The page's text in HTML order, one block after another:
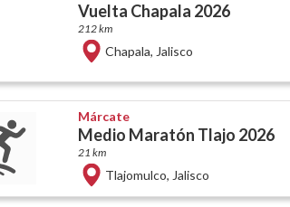
Vuelta Chapala 2026
212 km
Chapala, Jalisco
Márcate
Medio Maratón Tlajo 2026
21 km
Tlajomulco, Jalisco